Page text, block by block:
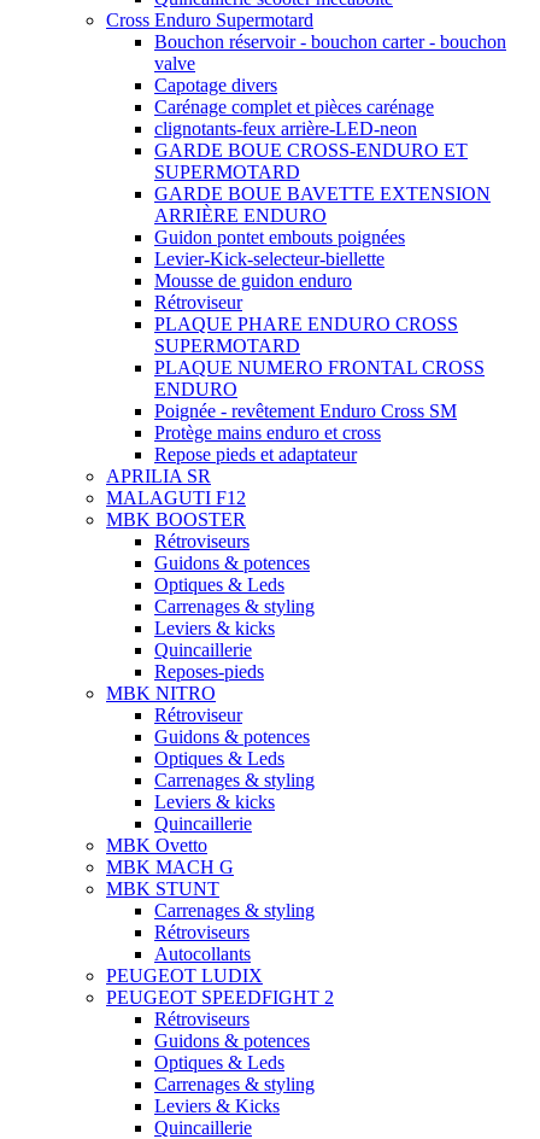
Cross Enduro Supermotard
Bouchon réservoir - bouchon carter - bouchon
valve
Capotage divers
Carénage complet et pièces carénage
clignotants-feux arrière-LED-neon
GARDE BOUE CROSS-ENDURO ET
SUPERMOTARD
GARDE BOUE BAVETTE EXTENSION
ARRIÈRE ENDURO
Guidon pontet embouts poignées
Levier-Kick-selecteur-biellette
Mousse de guidon enduro
Rétroviseur
PLAQUE PHARE ENDURO CROSS
SUPERMOTARD
PLAQUE NUMERO FRONTAL CROSS
ENDURO
Poignée - revêtement Enduro Cross SM
Protège mains enduro et cross
Repose pieds et adaptateur
APRILIA SR
MALAGUTI F12
MBK BOOSTER
Rétroviseurs
Guidons & potences
Optiques & Leds
Carrenages & styling
Leviers & kicks
Quincaillerie
Reposes-pieds
MBK NITRO
Rétroviseur
Guidons & potences
Optiques & Leds
Carrenages & styling
Leviers & kicks
Quincaillerie
MBK Ovetto
MBK MACH G
MBK STUNT
Carrenages & styling
Rétroviseurs
Autocollants
PEUGEOT LUDIX
PEUGEOT SPEEDFIGHT 2
Rétroviseurs
Guidons & potences
Optiques & Leds
Carrenages & styling
Leviers & Kicks
Quincaillerie